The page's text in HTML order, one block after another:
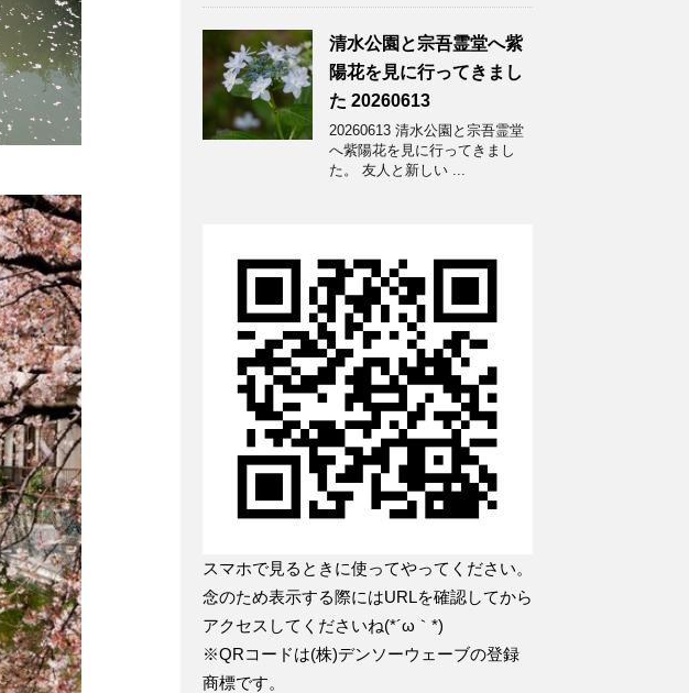
清水公園と宗吾霊堂へ紫
陽花を見に行ってきまし
た 20260613
20260613 清水公園と宗吾霊堂
へ紫陽花を見に行ってきまし
た。 友人と新しい ...
スマホで見るときに使ってやってください。
念のため表示する際にはURLを確認してから
アクセスしてくださいね(*´ω｀*)
※QRコードは(株)デンソーウェーブの登録
商標です。